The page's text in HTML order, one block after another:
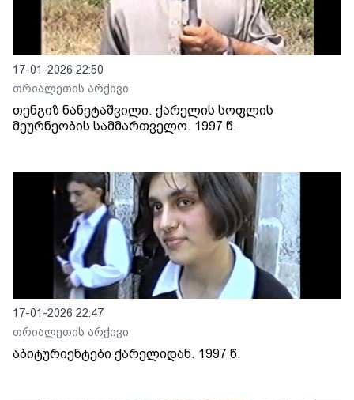
17-01-2026 22:50
თრიალეთის არქივი
თენგიზ ნანეტაშვილი. ქარელის სოფლის
მეურნეობის სამმართველო. 1997 წ.
17-01-2026 22:47
თრიალეთის არქივი
აბიტურიენტები ქარელიდან. 1997 წ.